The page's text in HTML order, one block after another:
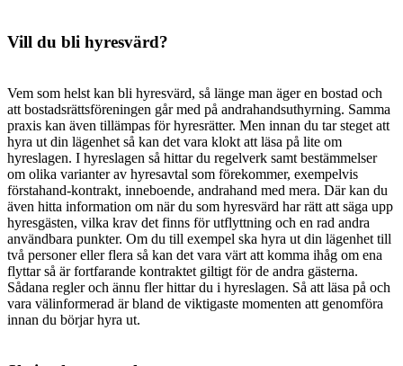
Vill du bli hyresvärd?
Vem som helst kan bli hyresvärd, så länge man äger en bostad och
att bostadsrättsföreningen går med på andrahandsuthyrning. Samma
praxis kan även tillämpas för hyresrätter. Men innan du tar steget att
hyra ut din lägenhet så kan det vara klokt att läsa på lite om
hyreslagen. I hyreslagen så hittar du regelverk samt bestämmelser
om olika varianter av hyresavtal som förekommer, exempelvis
förstahand-kontrakt, inneboende, andrahand med mera. Där kan du
även hitta information om när du som hyresvärd har rätt att säga upp
hyresgästen, vilka krav det finns för utflyttning och en rad andra
användbara punkter. Om du till exempel ska hyra ut din lägenhet till
två personer eller flera så kan det vara värt att komma ihåg om ena
flyttar så är fortfarande kontraktet giltigt för de andra gästerna.
Sådana regler och ännu fler hittar du i hyreslagen. Så att läsa på och
vara välinformerad är bland de viktigaste momenten att genomföra
innan du börjar hyra ut.